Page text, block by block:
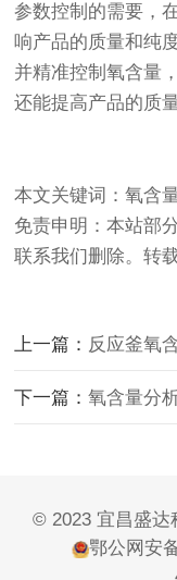
参数控制的需要，
响产品的质量和纯
并精准控制氧含量
还能提高产品的质
本文关键词：氧含
免责申明：本站部
联系我们删除。转
上一篇： 反应釜氧
下一篇：氧含量分析
© 2023 宜昌盛达
鄂公网安